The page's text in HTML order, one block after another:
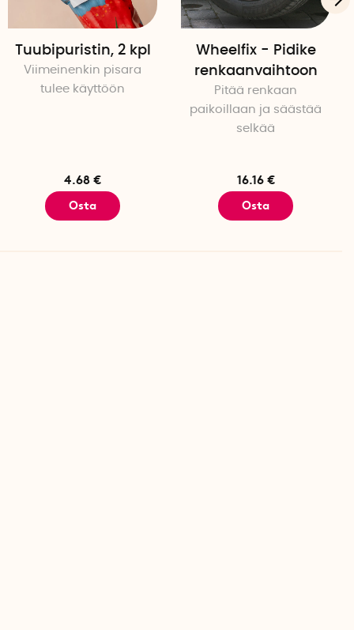
Tuubipuristin, 2 kpl
Viimeinenkin pisara
tulee käyttöön
4.68 €
Osta
Wheelfix - Pidike
renkaanvaihtoon
Pitää renkaan
paikoillaan ja säästää
selkää
16.16 €
Osta